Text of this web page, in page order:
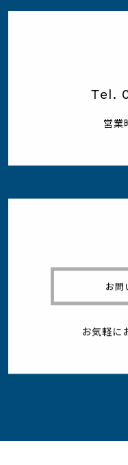
Tel.
営
お問
お気軽に